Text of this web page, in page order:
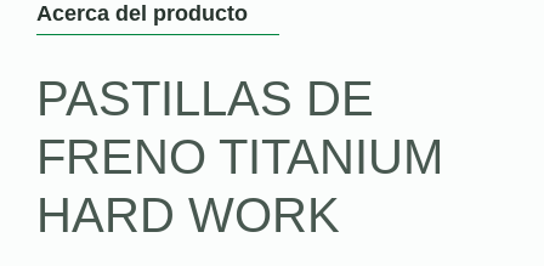
Acerca del producto
PASTILLAS DE
FRENO TITANIUM
HARD WORK